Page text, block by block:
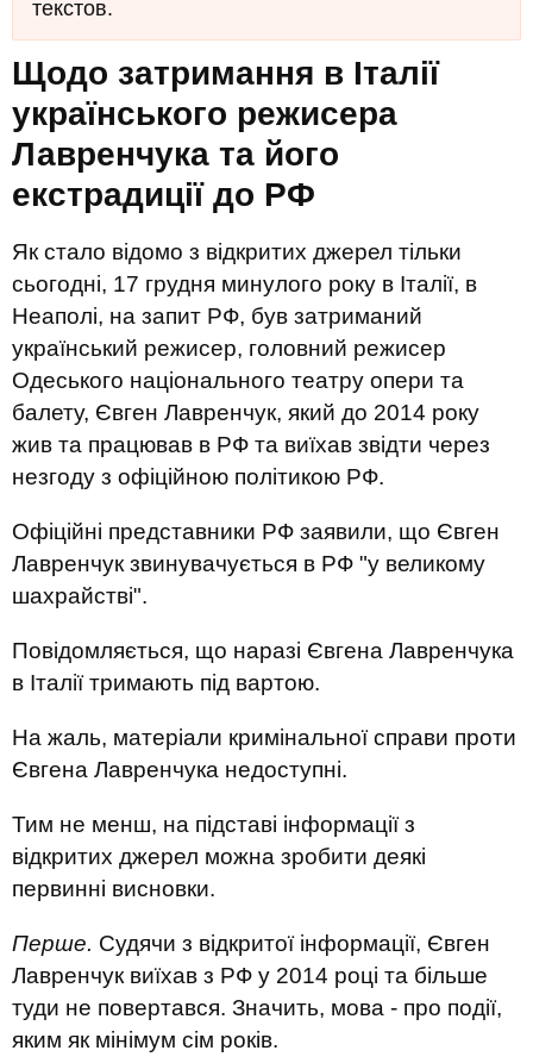
текстов.
Щодо затримання в Італії
українського режисера
Лавренчука та його
екстрадиції до РФ
Як стало відомо з відкритих джерел тільки
сьогодні, 17 грудня минулого року в Італії, в
Неаполі, на запит РФ, був затриманий
український режисер, головний режисер
Одеського національного театру опери та
балету, Євген Лавренчук, який до 2014 року
жив та працював в РФ та виїхав звідти через
незгоду з офіційною політикою РФ.
Офіційні представники РФ заявили, що Євген
Лавренчук звинувачується в РФ "у великому
шахрайстві".
Повідомляється, що наразі Євгена Лавренчука
в Італії тримають під вартою.
На жаль, матеріали кримінальної справи проти
Євгена Лавренчука недоступні.
Тим не менш, на підставі інформації з
відкритих джерел можна зробити деякі
первинні висновки.
Перше. Судячи з відкритої інформації, Євген
Лавренчук виїхав з РФ у 2014 році та більше
туди не повертався. Значить, мова - про події,
яким як мінімум сім років.